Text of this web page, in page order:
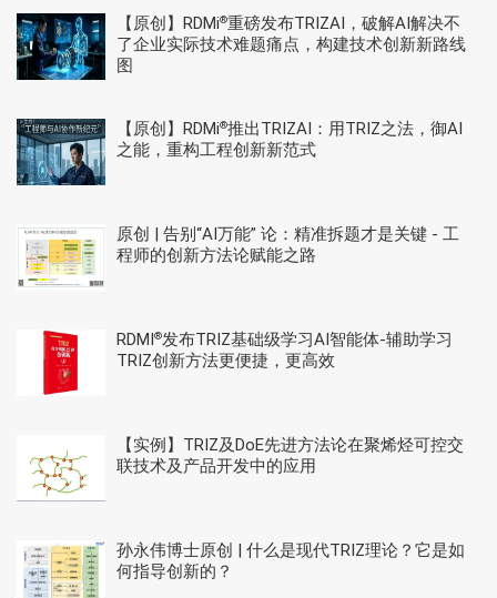
【原创】RDMi®重磅发布TRIZAI，破解AI解决不
了企业实际技术难题痛点，构建技术创新新路线
图
【原创】RDMi®推出TRIZAI：用TRIZ之法，御AI
之能，重构工程创新新范式
原创 | 告别“AI万能” 论：精准拆题才是关键 - 工
程师的创新方法论赋能之路
RDMI®发布TRIZ基础级学习AI智能体-辅助学习
TRIZ创新方法更便捷，更高效
【实例】TRIZ及DoE先进方法论在聚烯烃可控交
联技术及产品开发中的应用
孙永伟博士原创 | 什么是现代TRIZ理论？它是如
何指导创新的？